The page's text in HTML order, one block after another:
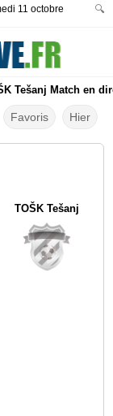
11 octobre
🔍
Tešanj Match en
Favoris Hier
TOŠK Tešanj